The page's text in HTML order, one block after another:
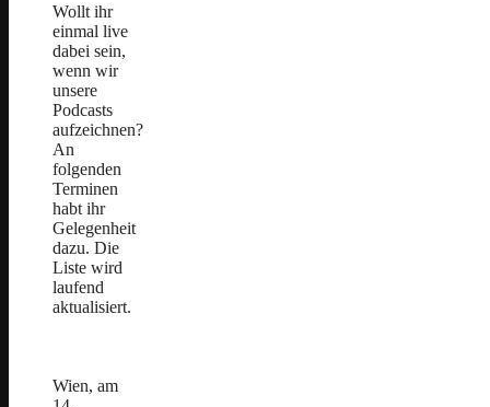
Wollt ihr
einmal live
dabei sein,
wenn wir
unsere
Podcasts
aufzeichnen?
An
folgenden
Terminen
habt ihr
Gelegenheit
dazu. Die
Liste wird
laufend
aktualisiert.
Wien, am